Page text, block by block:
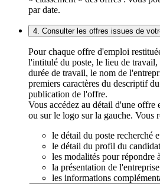
par date.
4. Consulter les offres issues de
Pour chaque offre d'emploi
l'intitulé du poste, le lieu de travail,
durée de travail, le nom de
premiers caractères du descriptif
publication de l'offre.
Vous accédez au détail d'une
ou sur le logo sur la gauche. Vous
le détail du poste recherché
le détail du profil du
les modalités pour répondre
la présentation de
les informations